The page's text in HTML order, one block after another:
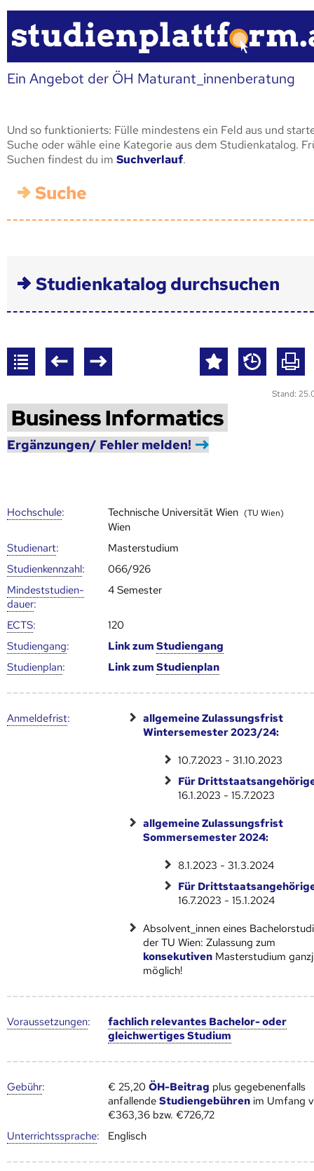
Ein Angebot der ÖH Maturant_innenberatung
Und so funktionierts: Fülle mindestens ein Feld aus und
Suche oder wähle eine Kategorie aus dem Studienkatalog.
Suchen findest du im Suchverlauf.
Suche
Studienkatalog durchsuchen
Stand:
Business Informatics
Ergänzungen/ Fehler melden!
Hoch­schule: Technische Universität Wien (TU Wien)
Wien
Studienart:
Masterstudium
Studien­kenn­zahl:
066/926
Mindest­studien­
dauer:
4 Semester
ECTS:
120
Studien­gang: Link zumStudien­gang
Studien­plan: Link zumStudien­plan
Anmelde­frist:
allgemeine Zulassungsfrist
Wintersemester 2023/24:
10.7.2023 - 31.10.2023
Für
16.1.2023 - 15.7.2023
allgemeine Zulassungsfrist
Sommersemester 2024:
8.1.2023 - 31.3.2024
Für
16.7.2023 - 15.1.2024
Absolvent_innen eines
der TU Wien: Zulassung​​​​ zum
konsekutiven Masterstudium
möglich!
Voraus­setzungen:
fachlich relevantes Bachelor- oder
gleichwertiges Studium
Gebühr: € 25,20ÖH-Beitrag plus gegebenenfalls
anfallendeStudiengebühren im Umfang
€363,36 bzw. €726,72
Unter­richts­sprache: Englisch